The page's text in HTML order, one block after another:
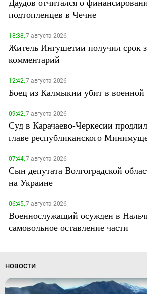
подтопленцев в Чечне
18:38,7 августа 2026
Житель Ингушетии получил срок
комментарий
12:42,7 августа 2026
Боец из Калмыкии убит в военной
09:42,7 августа 2026
Суд в Карачаево-Черкесии
главе республиканского
07:44,7 августа 2026
Сын депутата Волгоградской
на Украине
06:45,7 августа 2026
Военнослужащий осужден в
самовольное оставление части
НОВОСТИ